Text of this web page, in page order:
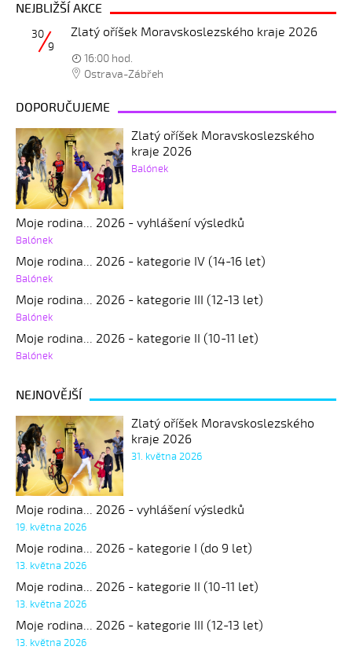
NEJBLIŽŠÍ AKCE
Zlatý oříšek Moravskoslezského kraje 2026
30
9
16:00 hod.
Ostrava-Zábřeh
DOPORUČUJEME
Zlatý oříšek Moravskoslezského
kraje 2026
Balónek
Moje rodina... 2026 - vyhlášení výsledků
Balónek
Moje rodina... 2026 - kategorie IV (14-16 let)
Balónek
Moje rodina... 2026 - kategorie III (12-13 let)
Balónek
Moje rodina... 2026 - kategorie II (10-11 let)
Balónek
NEJNOVĚJŠÍ
Zlatý oříšek Moravskoslezského
kraje 2026
31. května 2026
Moje rodina... 2026 - vyhlášení výsledků
19. května 2026
Moje rodina... 2026 - kategorie I (do 9 let)
13. května 2026
Moje rodina... 2026 - kategorie II (10-11 let)
13. května 2026
Moje rodina... 2026 - kategorie III (12-13 let)
13. května 2026